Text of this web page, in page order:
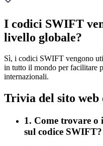
I codici SWIFT
livello globale?
Sì, i codici SWIFT vengono
in tutto il mondo per facilitare
internazionali.
Trivia del sito web
1. Come trovare
sul codice SWIFT?